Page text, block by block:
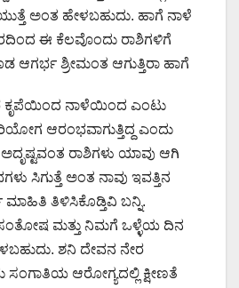
ಅಂತ ಹೇಳಬಹುದು. ಹಾಗೆ ನಾಳೆ
ಈ ಕೆಲವೊಂದು ರಾಶಿಗಳಿಗೆ
ಆಗರ್ಭ ಶ್ರೀಮಂತ ಆಗುತ್ತಿರಾ ಹಾಗೆ
ಕೃಪೆಯಿಂದ ನಾಳೆಯಿಂದ ಎಂಟು
ಆರಂಭವಾಗುತ್ತಿದ್ದ ಎಂದು
ರಾಶಿಗಳು ಯಾವು ಆಗಿ
ಸಿಗುತ್ತೆ ಅಂತ ನಾವು ಇವತ್ತಿನ
ತಿಳಿಸಿಕೊಡ್ತಿವಿ ಬನ್ನಿ.
ಮತ್ತು ನಿಮಗೆ ಒಳ್ಳೆಯ ದಿನ
ಶನಿ ದೇವನ ನೇರ
ಸಂಗಾತಿಯ ಆರೋಗ್ಯದಲ್ಲಿ ಕ್ಷೀಣತೆ